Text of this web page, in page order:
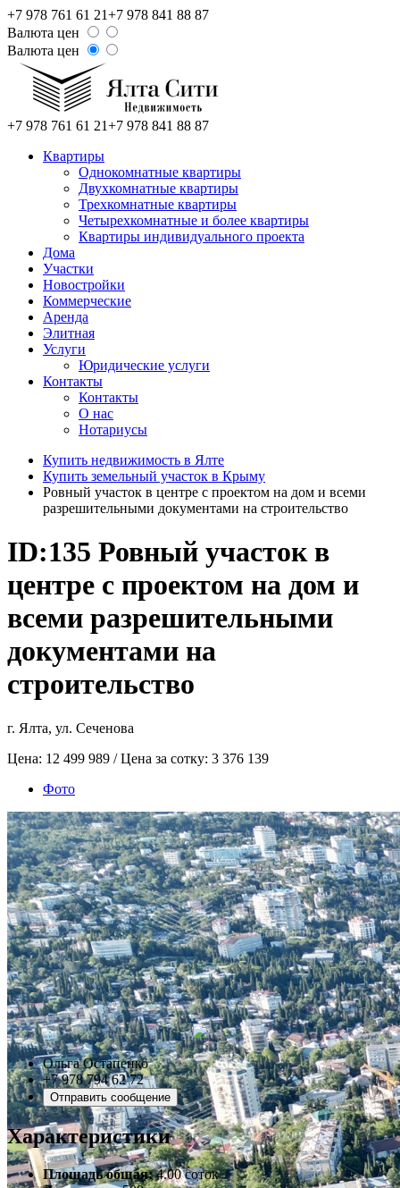
+7 978 761 61 21+7 978 841 88 87
Валюта цен
Валюта цен
+7 978 761 61 21+7 978 841 88 87
Квартиры
Однокомнатные квартиры
Двухкомнатные квартиры
Трехкомнатные квартиры
Четырехкомнатные и более квартиры
Квартиры индивидуального проекта
Дома
Участки
Новостройки
Коммерческие
Аренда
Элитная
Услуги
Юридические услуги
Контакты
Контакты
О нас
Нотариусы
Купить недвижимость в Ялте
Купить земельный участок в Крыму
Ровный участок в центре с проектом на дом и всеми
разрешительными документами на строительство
ID:135 Ровный участок в
центре с проектом на дом и
всеми разрешительными
документами на
строительство
г. Ялта, ул. Сеченова
Цена: 12 499 989 / Цена за сотку: 3 376 139
Фото
Ольга Остапенко
+7 978 794 62 72
Отправить сообщение
Характеристики
Площадь общая: 4.00 соток